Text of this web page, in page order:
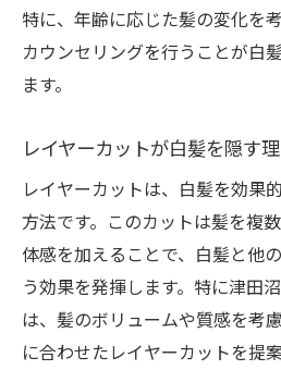
特に、年齢に応じた髪の変化を
カウンセリングを行うことが白
ます。
レイヤーカットが白髪を隠す
レイヤーカットは、白髪を効果
方法です。このカットは髪を複
体感を加えることで、白髪と他
う効果を発揮します。特に津田
は、髪のボリュームや質感を考
に合わせたレイヤーカットを提